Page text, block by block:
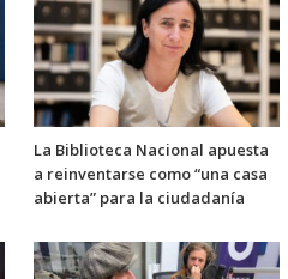
La Biblioteca Nacional apuesta
a reinventarse como “una casa
abierta” para la ciudadanía